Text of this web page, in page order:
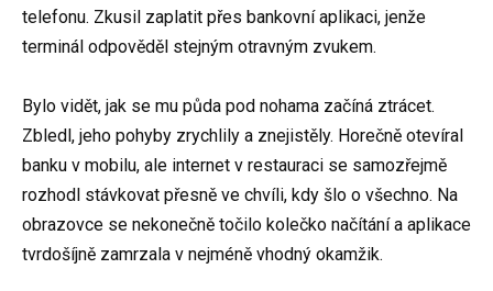
telefonu. Zkusil zaplatit přes bankovní aplikaci, jenže
terminál odpověděl stejným otravným zvukem.
Bylo vidět, jak se mu půda pod nohama začíná ztrácet.
Zbledl, jeho pohyby zrychlily a znejistěly. Horečně otevíral
banku v mobilu, ale internet v restauraci se samozřejmě
rozhodl stávkovat přesně ve chvíli, kdy šlo o všechno. Na
obrazovce se nekonečně točilo kolečko načítání a aplikace
tvrdošíjně zamrzala v nejméně vhodný okamžik.